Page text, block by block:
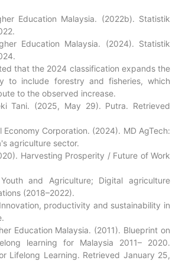
Education Malaysia. (2022b). Statistik
Education Malaysia. (2024). Statistik
that the 2024 classification expands the
to include forestry and fisheries, which
to the observed increase.
Tani. (2025, May 29). Putra. Retrieved
Economy Corporation. (2024). MD AgTech:
agriculture sector.
Harvesting Prosperity / Future of Work
and Agriculture; Digital agriculture
(2018–2022).
productivity and sustainability in
Education Malaysia. (2011). Blueprint on
learning for Malaysia 2011– 2020.
Lifelong Learning. Retrieved January 25,